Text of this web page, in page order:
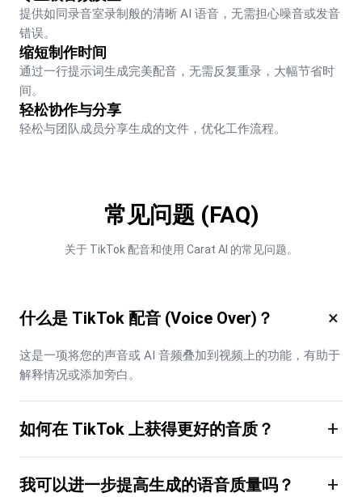
提供如同录音室录制般的清晰 AI 语音，无需担心噪音或发音
错误。
缩短制作时间
通过一行提示词生成完美配音，无需反复重录，大幅节省时
间。
轻松协作与分享
轻松与团队成员分享生成的文件，优化工作流程。
常见问题 (FAQ)
关于 TikTok 配音和使用 Carat AI 的常见问题。
什么是 TikTok 配音 (Voice Over)？ ×
这是一项将您的声音或 AI 音频叠加到视频上的功能，有助于
解释情况或添加旁白。
如何在 TikTok 上获得更好的音质？ +
我可以进一步提高生成的语音质量吗？ +